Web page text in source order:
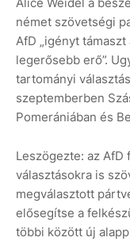
német szövetségi
AfD „igényt
legerősebb erő”.
tartományi
szeptemberben
Pomerániában és
Leszögezte: az
választásokra is
megválasztott
elősegítse a
többi között új